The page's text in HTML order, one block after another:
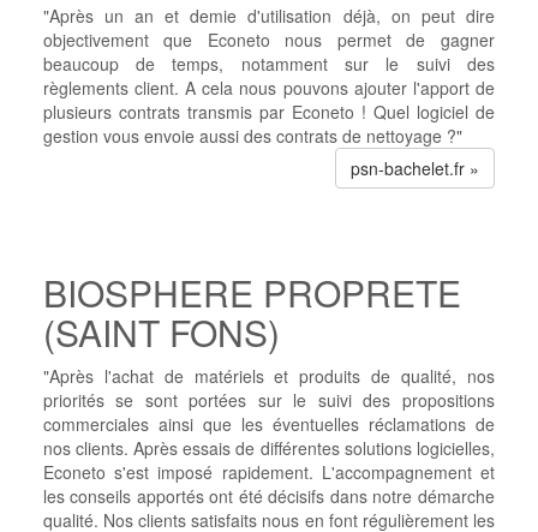
"Après un an et demie d'utilisation déjà, on peut dire
objectivement que Econeto nous permet de gagner
beaucoup de temps, notamment sur le suivi des
règlements client. A cela nous pouvons ajouter l'apport de
plusieurs contrats transmis par Econeto ! Quel logiciel de
gestion vous envoie aussi des contrats de nettoyage ?"
psn-bachelet.fr »
BIOSPHERE PROPRETE
(SAINT FONS)
"Après l'achat de matériels et produits de qualité, nos
priorités se sont portées sur le suivi des propositions
commerciales ainsi que les éventuelles réclamations de
nos clients. Après essais de différentes solutions logicielles,
Econeto s'est imposé rapidement. L'accompagnement et
les conseils apportés ont été décisifs dans notre démarche
qualité. Nos clients satisfaits nous en font régulièrement les